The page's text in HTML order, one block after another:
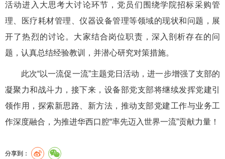
活动进入大思考大讨论环节，党员们围绕学院招标采购管
理、医疗耗材管理、仪器设备管理等领域的现状和问题，展
开了热烈的讨论。大家结合岗位职责，深入剖析存在的问
题，认真总结经验教训，并潜心研究对策措施。
此次“以一流促一流”主题党日活动，进一步增强了支部的
凝聚力和战斗力，接下来，设备部党支部将继续发挥党建引
领作用，探索新思路、新方法，推动支部党建工作与业务工
作深度融合，为推进华西口腔“率先迈入世界一流”贡献力量！
分享到：